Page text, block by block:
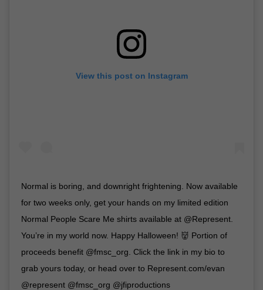
View this post on Instagram
Normal is boring, and downright frightening. Now available
for two weeks only, get your hands on my limited edition
Normal People Scare Me shirts available at @Represent.
You’re in my world now. Happy Halloween! 👹 Portion of
proceeds benefit @fmsc_org. Click the link in my bio to
grab yours today, or head over to Represent.com/evan
@represent @fmsc_org @jfiproductions